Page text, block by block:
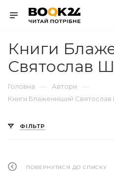
Книги
Святослав
Головна — Автори —
Книги Блаженніший
ФІЛЬТР
ПОВЕРНУТИСЯ ДО СПИСКУ